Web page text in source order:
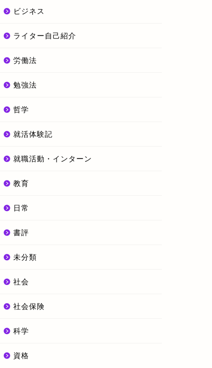
ビジネス
ライター自己紹介
労働法
勉強法
哲学
就活体験記
就職活動・インターン
教育
日常
書評
未分類
社会
社会保険
科学
資格